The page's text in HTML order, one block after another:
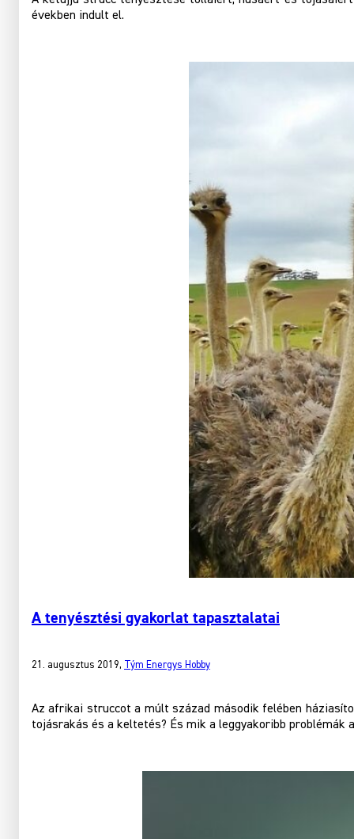
években indult el.
A tenyésztési gyakorlat tapasztalatai
21. augusztus 2019, Tým Energys Hobby
Az afrikai struccot a múlt század második felében
tojásrakás és a keltetés? És mik a leggyakoribb problémák